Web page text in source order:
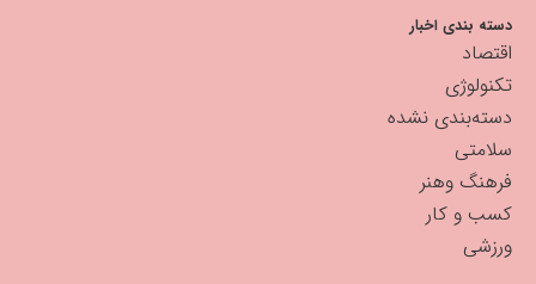
دسته بندی اخبار
اقتصاد
تکنولوژی
دسته‌بندی نشده
سلامتی
فرهنگ وهنر
کسب و کار
ورزشی